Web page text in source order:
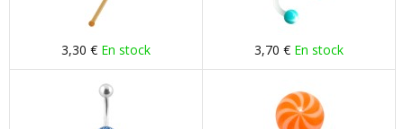
3,30 € En stock 3,70 € En stock